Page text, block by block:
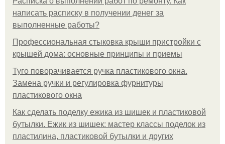
написать расписку в получении денег за
выполненные работы?
Профессиональная стыковка крыши пристройки с
крышей дома: основные принципы и приемы
Туго поворачивается ручка пластикового окна.
Замена ручки и регулировка фурнитуры
пластикового окна
Как сделать поделку ежика из шишек и пластиковой
бутылки. Ежик из шишек: мастер классы поделок из
пластилина, пластиковой бутылки и других